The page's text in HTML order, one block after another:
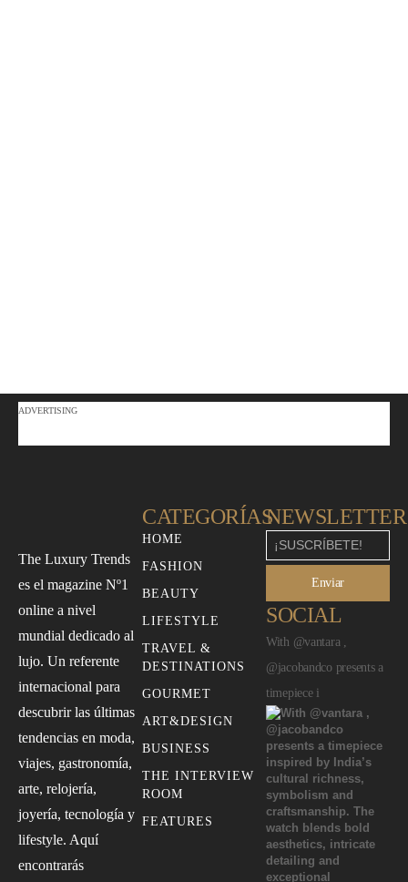
ADVERTISING
The Luxury Trends
es el magazine Nº1
online a nivel
mundial dedicado al
lujo. Un referente
internacional para
descubrir las últimas
tendencias en moda,
viajes, gastronomía,
arte, relojería,
joyería, tecnología y
lifestyle. Aquí
encontrarás
CATEGORÍAS
HOME
FASHION
BEAUTY
LIFESTYLE
TRAVEL &
DESTINATIONS
GOURMET
ART&DESIGN
BUSINESS
THE INTERVIEW
ROOM
FEATURES
NEWSLETTER
Enviar
SOCIAL
With @vantara ,
@jacobandco presents a
timepiece i